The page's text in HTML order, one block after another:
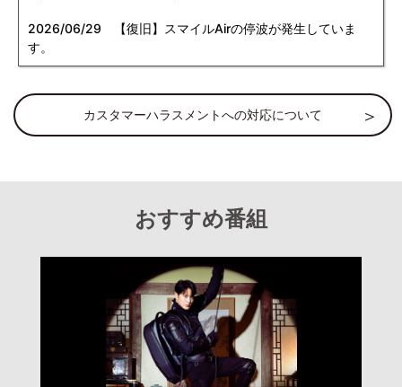
2026/06/29 【復旧】スマイルAirの停波が発生していま
す。
カスタマーハラスメントへの対応について
おすすめ番組